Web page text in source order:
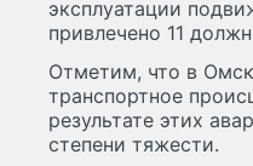
эксплуатации
привлечено 11
Отметим, что в
транспортное
результате этих
степени тяжести.